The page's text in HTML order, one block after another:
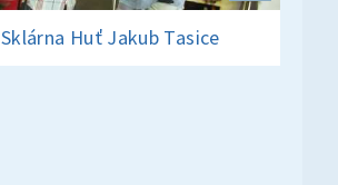
Sklárna Huť Jakub Tasice